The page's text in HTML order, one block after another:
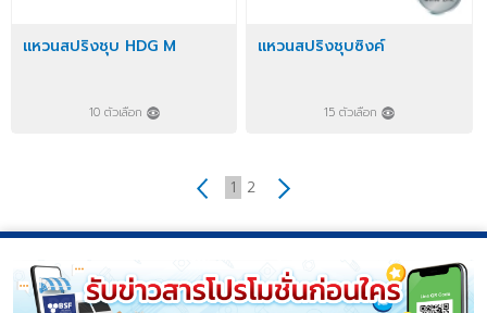
แหวนสปริงชุบ HDG M
10 ตัวเลือก
แหวนสปริงชุบซิงค์
15 ตัวเลือก
1 2